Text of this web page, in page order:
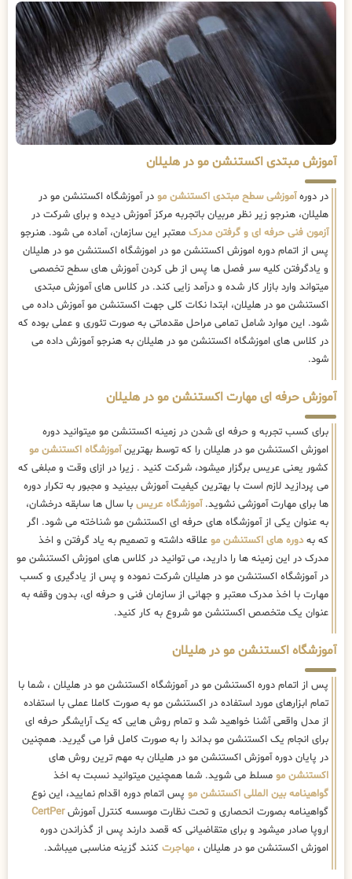
آموزش مبتدی اکستنشن مو در هلیلان
در دورهآموزشی سطح مبتدی اکستنشن مو در آموزشگاه اکستنشن مو در
هلیلان، هنرجو زیر نظر مربیان باتجربه مرکز آموزش دیده و برای شرکت در
آزمون فنی حرفه ای و گرفتن مدرک معتبر این سازمان، آماده می شود. هنرجو
پس از اتمام دوره اموزش اکستنشن مو در اموزشگاه اکستنشن مو در هلیلان
و یادگرفتن کلیه سر فصل ها پس از طی کردن آموزش های سطح تخصصی
میتواند وارد بازار کار شده و درآمد زایی کند. در کلاس های آموزش مبتدی
اکستنشن مو در هلیلان، ابتدا نکات کلی جهت اکستنشن مو آموزش داده می
شود. این موارد شامل تمامی مراحل مقدماتی به صورت تئوری و عملی بوده که
در کلاس های اموزشگاه اکستنشن مو در هلیلان به هنرجو آموزش داده می
شود.
آموزش حرفه ای مهارت اکستنشن مو در هلیلان
برای کسب تجربه و حرفه ای شدن در زمینه اکستنشن مو میتوانید دوره
اموزش اکستنشن مو در هلیلان را که توسط بهترینآموزشگاه اکستنشن مو
کشور یعنی عریس برگزار میشود، شرکت کنید . زیرا در ازای وقت و مبلغی که
می پردازید لازم است با بهترین کیفیت آموزش ببینید و مجبور به تکرار دوره
ها برای مهارت آموزشی نشوید.آموزشگاه عریس با سال ها سابقه درخشان،
به عنوان یکی از آموزشگاه های حرفه ای اکستنشن مو شناخته می شود. اگر
که بهدوره های اکستنشن مو علاقه داشته و تصمیم به یاد گرفتن و اخذ
مدرک در این زمینه ها را دارید، می توانید در کلاس های اموزش اکستنشن مو
در آموزشگاه اکستنشن مو در هلیلان شرکت نموده و پس از یادگیری و کسب
مهارت با اخذ مدرک معتبر و جهانی از سازمان فنی و حرفه ای، بدون وقفه به
عنوان یک متخصص اکستنشن مو شروع به کار کنید.
آموزشگاه اکستنشن مو در هلیلان
پس از اتمام دوره اکستنشن مو در آموزشگاه اکستنشن مو در هلیلان ، شما با
تمام ابزارهای مورد استفاده در اکستنشن مو به صورت کاملا عملی با استفاده
از مدل واقعی آشنا خواهید شد و تمام روش هایی که یک آرایشگر حرفه ای
برای انجام یک اکستنشن مو بداند را به صورت کامل فرا می گیرید. همچنین
در پایان دوره آموزش اکستنشن مو در هلیلان به مهم ترین روش های
اکستنشن مو مسلط می شوید. شما همچنین میتوانید نسبت به اخذ
گواهینامه بین المللی اکستنشن مو پس اتمام دوره اقدام نمایید، این نوع
گواهینامه بصورت انحصاری و تحت نظارت موسسه کنترل آموزشCertPer
اروپا صادر میشود و برای متقاضیانی که قصد دارند پس از گذراندن دوره
اموزش اکستنشن مو در هلیلان ، مهاجرت کنند گزینه مناسبی میباشد.